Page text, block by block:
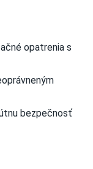
opatrenia s
bezpečnosť